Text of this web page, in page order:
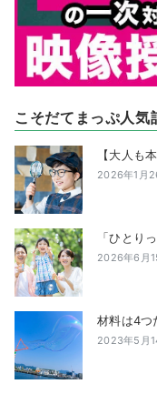
こそだてまっぷ人気
【大人も
2026年1月
「ひとり
2026年6月
材料は4つ
2023年5月